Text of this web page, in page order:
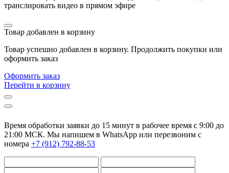
транслировать видео в прямом эфире
Товар добавлен в корзину
Товар успешно добавлен в корзину. Продолжить покупки или
оформить заказ
Оформить заказ
Перейти в корзину
Время обработки заявки до 15 минут в рабочее время c 9:00 до
21:00 МСК. Мы напишем в WhatsApp или перезвоним с
номера +7 (912) 792-88-53